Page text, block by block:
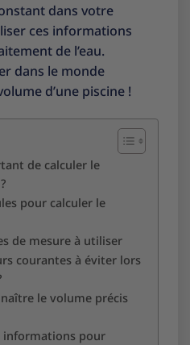
dans votre
ces informations
de l’eau.
dans le monde
d’une piscine !
de calculer le
pour calculer le
de mesure à utiliser
courantes à éviter lors
le volume précis
informations pour